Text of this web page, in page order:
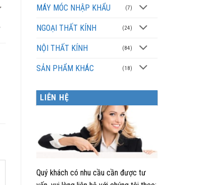
MÁY MÓC NHẬP KHẨU (7)
NGOẠI THẤT KÍNH (24)
NỘI THẤT KÍNH (84)
SẢN PHẨM KHÁC (18)
LIÊN HỆ
Quý khách có nhu cầu cần được tư